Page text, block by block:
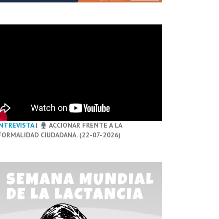
|
ACCIONAR FRENTE A LA
CIUDADANA. (22-07-2026)